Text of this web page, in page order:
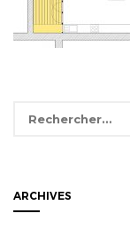
ARCHIVES